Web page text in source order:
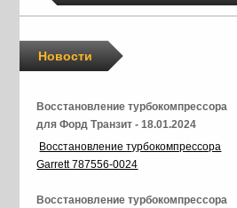
Новости
Восстановление турбокомпрессора
для Форд Транзит - 18.01.2024
Восстановление турбокомпрессора
Garrett 787556-0024
Восстановление турбокомпрессора